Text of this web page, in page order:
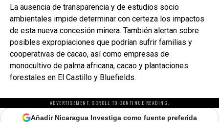
La ausencia de transparencia y de estudios socio
ambientales impide determinar con certeza los impactos
de esta nueva concesión minera. También alertan sobre
posibles expropiaciones que podrían sufrir familias y
cooperativas de cacao, así como empresas de
monocultivo de palma africana, cacao y plantaciones
forestales en El Castillo y Bluefields.
ADVERTISEMENT. SCROLL TO CONTINUE READING.
Añadir Nicaragua Investiga como fuente preferida